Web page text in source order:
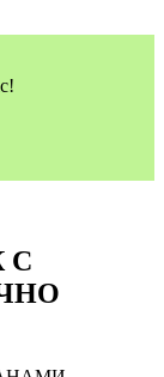
С